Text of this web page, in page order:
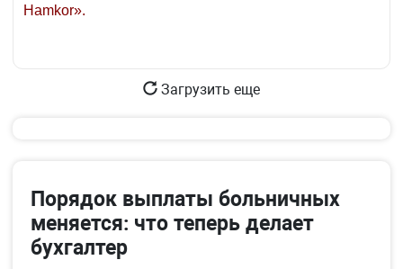
Hamkor».
Загрузить еще
Порядок выплаты больничных
меняется: что теперь делает
бухгалтер